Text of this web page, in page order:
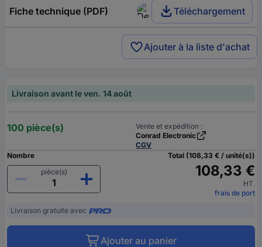
Fiche technique (PDF) Téléchargement
Ajouter à la liste d'achat
Livraison avant le ven. 14 août
100 pièce(s)
Vente et expédition :
Conrad Electronic
CGV
Nombre
pièce(s)
Total (108,33 € / unité(s))
108,33 €
HT
frais de port
Livraison gratuite avec
Ajouter au panier